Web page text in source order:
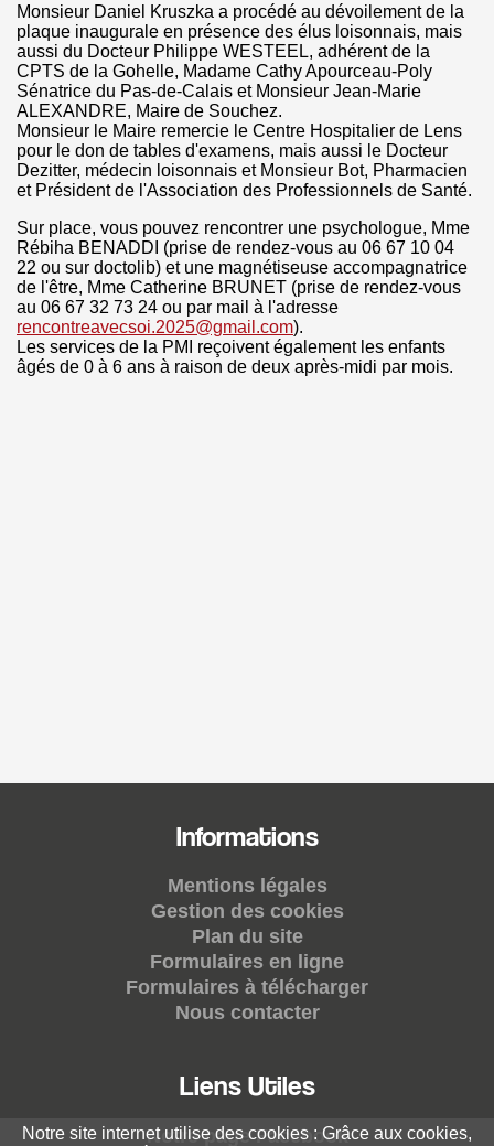
Monsieur Daniel Kruszka a procédé au dévoilement de la
plaque inaugurale en présence des élus loisonnais, mais
aussi du Docteur Philippe WESTEEL, adhérent de la
CPTS de la Gohelle, Madame Cathy Apourceau-Poly
Sénatrice du Pas-de-Calais et Monsieur Jean-Marie
ALEXANDRE, Maire de Souchez.
Monsieur le Maire remercie le Centre Hospitalier de Lens
pour le don de tables d'examens, mais aussi le Docteur
Dezitter, médecin loisonnais et Monsieur Bot, Pharmacien
et Président de l'Association des Professionnels de Santé.
Sur place, vous pouvez rencontrer une psychologue, Mme
Rébiha BENADDI (prise de rendez-vous au 06 67 10 04
22 ou sur doctolib) et une magnétiseuse accompagnatrice
de l'être, Mme Catherine BRUNET (prise de rendez-vous
au 06 67 32 73 24 ou par mail à l'adresse
rencontreavecsoi.2025@gmail.com).
Les services de la PMI reçoivent également les enfants
âgés de 0 à 6 ans à raison de deux après-midi par mois.
Informations
Mentions légales
Gestion des cookies
Plan du site
Formulaires en ligne
Formulaires à télécharger
Nous contacter
Liens Utiles
Notre page Facebook
Notre site internet utilise des cookies : Grâce aux cookies,